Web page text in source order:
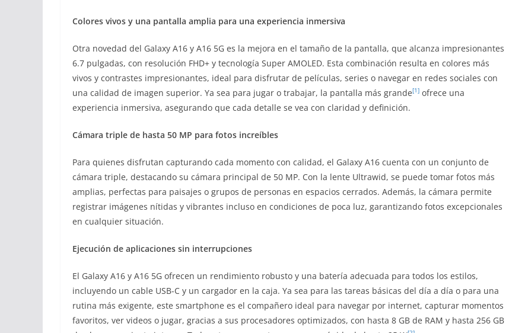
Colores vivos y una pantalla amplia para una experiencia inmersiva
Otra novedad del Galaxy A16 y A16 5G es la mejora en el tamaño de la pantalla, que alcanza impresionantes
6.7 pulgadas, con resolución FHD+ y tecnología Super AMOLED. Esta combinación resulta en colores más
vivos y contrastes impresionantes, ideal para disfrutar de películas, series o navegar en redes sociales con
una calidad de imagen superior. Ya sea para jugar o trabajar, la pantalla más grande[1] ofrece una
experiencia inmersiva, asegurando que cada detalle se vea con claridad y definición.
Cámara triple de hasta 50 MP para fotos increíbles
Para quienes disfrutan capturando cada momento con calidad, el Galaxy A16 cuenta con un conjunto de
cámara triple, destacando su cámara principal de 50 MP. Con la lente Ultrawid, se puede tomar fotos más
amplias, perfectas para paisajes o grupos de personas en espacios cerrados. Además, la cámara permite
registrar imágenes nítidas y vibrantes incluso en condiciones de poca luz, garantizando fotos excepcionales
en cualquier situación.
Ejecución de aplicaciones sin interrupciones
El Galaxy A16 y A16 5G ofrecen un rendimiento robusto y una batería adecuada para todos los estilos,
incluyendo un cable USB-C y un cargador en la caja. Ya sea para las tareas básicas del día a día o para una
rutina más exigente, este smartphone es el compañero ideal para navegar por internet, capturar momentos
favoritos, ver videos o jugar, gracias a sus procesadores optimizados, con hasta 8 GB de RAM y hasta 256 GB